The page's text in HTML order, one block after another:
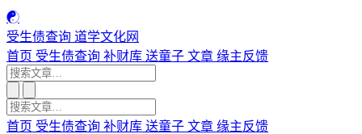
☯
受生债查询 道学文化网
首页 受生债查询 补财库 送童子 文章 缘主反馈
首页 受生债查询 补财库 送童子 文章 缘主反馈